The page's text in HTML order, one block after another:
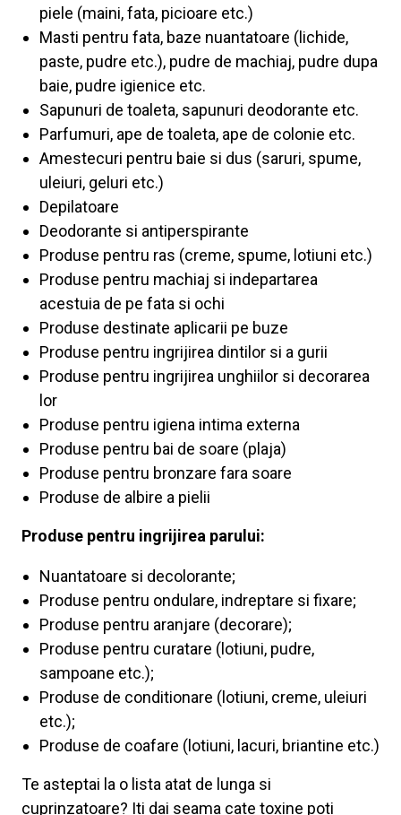
piele (maini, fata, picioare etc.)
Masti pentru fata, baze nuantatoare (lichide,
paste, pudre etc.), pudre de machiaj, pudre dupa
baie, pudre igienice etc.
Sapunuri de toaleta, sapunuri deodorante etc.
Parfumuri, ape de toaleta, ape de colonie etc.
Amestecuri pentru baie si dus (saruri, spume,
uleiuri, geluri etc.)
Depilatoare
Deodorante si antiperspirante
Produse pentru ras (creme, spume, lotiuni etc.)
Produse pentru machiaj si indepartarea
acestuia de pe fata si ochi
Produse destinate aplicarii pe buze
Produse pentru ingrijirea dintilor si a gurii
Produse pentru ingrijirea unghiilor si decorarea
lor
Produse pentru igiena intima externa
Produse pentru bai de soare (plaja)
Produse pentru bronzare fara soare
Produse de albire a pielii
Produse pentru ingrijirea parului:
Nuantatoare si decolorante;
Produse pentru ondulare, indreptare si fixare;
Produse pentru aranjare (decorare);
Produse pentru curatare (lotiuni, pudre,
sampoane etc.);
Produse de conditionare (lotiuni, creme, uleiuri
etc.);
Produse de coafare (lotiuni, lacuri, briantine etc.)
Te asteptai la o lista atat de lunga si
cuprinzatoare? Iti dai seama cate toxine poti